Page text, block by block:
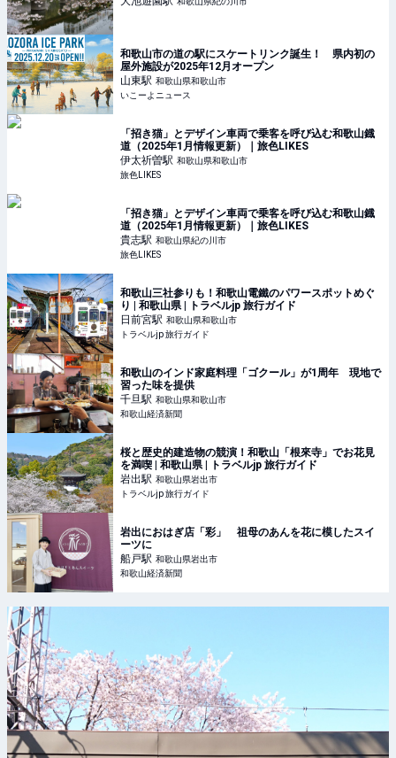
和歌山市の道の駅にスケートリンク誕生！ 県内初の
屋外施設が2025年12月オープン
山東駅 和歌山県和歌山市
いこーよニュース
「招き猫」とデザイン車両で乗客を呼び込む和歌山鐡
道（2025年1月情報更新）｜旅色LIKES
伊太祈曽駅 和歌山県和歌山市
旅色LIKES
「招き猫」とデザイン車両で乗客を呼び込む和歌山鐡
道（2025年1月情報更新）｜旅色LIKES
貴志駅 和歌山県紀の川市
旅色LIKES
和歌山三社参りも！和歌山電鐵のパワースポットめぐ
り | 和歌山県 | トラベルjp 旅行ガイド
日前宮駅 和歌山県和歌山市
トラベルjp 旅行ガイド
和歌山のインド家庭料理「ゴクール」が1周年 現地で
習った味を提供
千旦駅 和歌山県和歌山市
和歌山経済新聞
桜と歴史的建造物の競演！和歌山「根來寺」でお花見
を満喫 | 和歌山県 | トラベルjp 旅行ガイド
岩出駅 和歌山県岩出市
トラベルjp 旅行ガイド
岩出におはぎ店「彩」 祖母のあんを花に模したスイ
ーツに
船戸駅 和歌山県岩出市
和歌山経済新聞